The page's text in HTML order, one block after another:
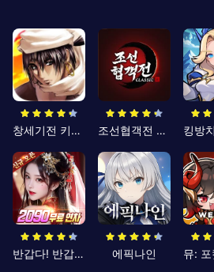
창세기전 키우기 조선협객전 클래식
반갑다! 반갑삼국지 에픽나인